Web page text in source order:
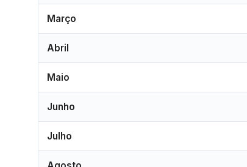
Março
Abril
Maio
Junho
Julho